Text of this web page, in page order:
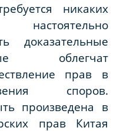
никаких
доказательные
облегчат
прав в
споров.
произведена в
прав Китая